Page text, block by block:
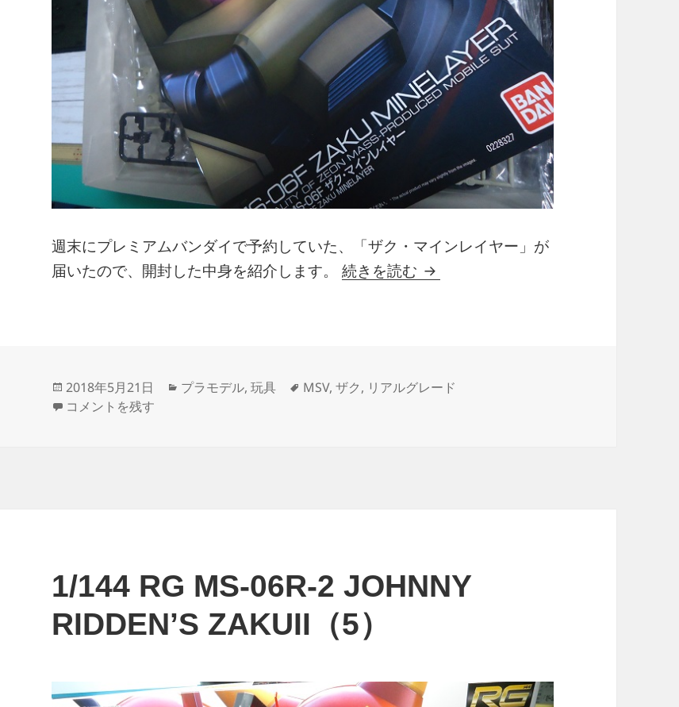
週末にプレミアムバンダイで予約していた、「ザク・マインレイヤー」が
届いたので、開封した中身を紹介します。続きを読む 1/144 RG MS-06F ZAKU
投
稿
2018年5月21日
カ
プラモデル,玩具
タ
MSV,ザク, リアルグレード
1/144 RG MS-06F ZAKU MINELAYER（プレミアムバンダイ ザク・マインレイヤー）開封 に
コメントを残す
1/144 RG MS-06R-2 JOHNNY
RIDDEN’S ZAKUII（5）